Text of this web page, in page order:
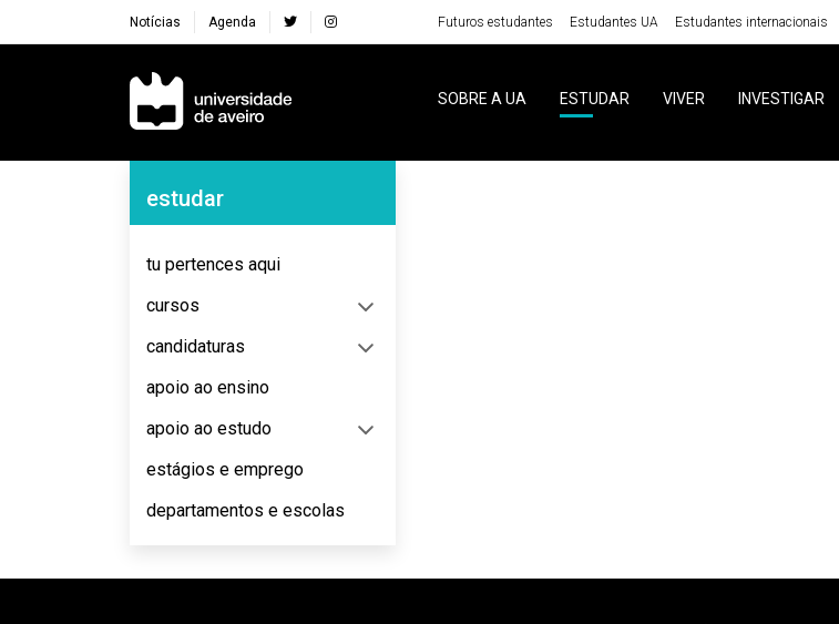
Notícias Agenda Futuros estudantes Estudantes UA Estudantes internacionais
Navegação Principal
SOBRE A UA ESTUDAR VIVER INVESTIGAR
Navegação Lateral
estudar
tu pertences aqui
cursos
candidaturas
apoio ao ensino
apoio ao estudo
estágios e emprego
departamentos e escolas